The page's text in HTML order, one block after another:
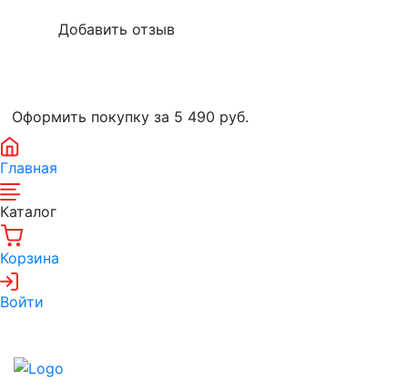
Оформить покупку за 5 490 руб.
Главная
Каталог
Корзина
Войти